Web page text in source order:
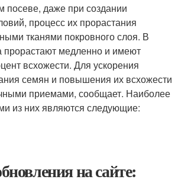
посеве, даже при создании
процесс их прорастания
тканями покровного слоя. В
прорастают медленно и имеют
всхожести. Для ускорения
семян и повышения их всхожести
приемами, сообщает. Наиболее
из них являются следующие:
на сайте: